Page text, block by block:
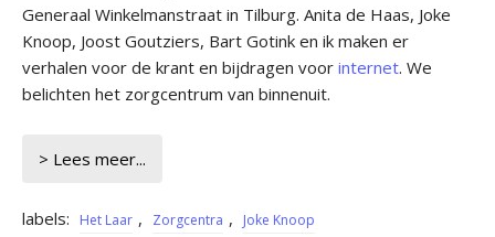
Generaal Winkelmanstraat in Tilburg. Anita de Haas, Joke
Knoop, Joost Goutziers, Bart Gotink en ik maken er
verhalen voor de krant en bijdragen voor internet. We
belichten het zorgcentrum van binnenuit.
> Lees meer...
labels: Het Laar , Zorgcentra , Joke Knoop